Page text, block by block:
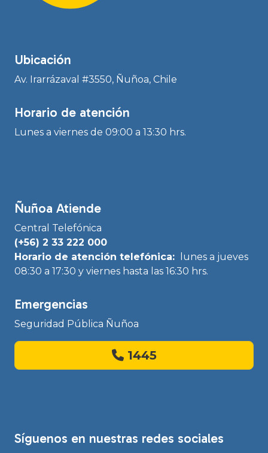
Ubicación
Av. Irarrázaval #3550, Ñuñoa, Chile
Horario de atención
Lunes a viernes de 09:00 a 13:30 hrs.
Ñuñoa Atiende
Central Telefónica
(+56) 2 33 222 000
Horario de atención telefónica:
lunes a jueves
08:30 a 17:30 y viernes hasta las 16:30 hrs.
Emergencias
Seguridad Pública Ñuñoa
1445
Síguenos en nuestras redes sociales